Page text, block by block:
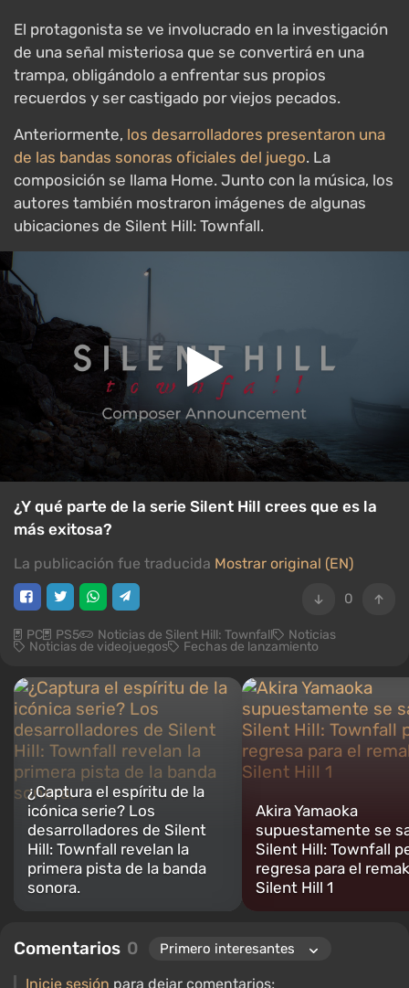
El protagonista se ve involucrado en la investigación
de una señal misteriosa que se convertirá en una
trampa, obligándolo a enfrentar sus propios
recuerdos y ser castigado por viejos pecados.
Anteriormente, los desarrolladores presentaron una
de las bandas sonoras oficiales del juego. La
composición se llama Home. Junto con la música, los
autores también mostraron imágenes de algunas
ubicaciones de Silent Hill: Townfall.
¿Y qué parte de la serie Silent Hill crees que es la
más exitosa?
La publicación fue traducida Mostrar original (EN)
0
PC PS5 Noticias de Silent Hill: Townfall Noticias
Noticias de videojuegos Fechas de lanzamiento
¿Captura el espíritu de la
icónica serie? Los
desarrolladores de Silent
Hill: Townfall revelan la
primera pista de la banda
sonora.
Akira Yamaoka
supuestamente se
Silent Hill: Townfall
regresa para el
Silent Hill 1
Comentarios 0
Inicie sesión para dejar comentarios;